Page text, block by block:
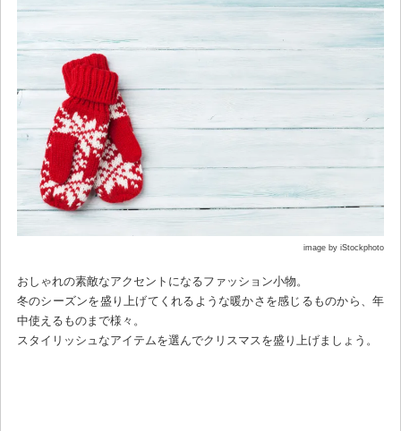
image by iStockphoto
おしゃれの素敵なアクセントになるファッション小物。
冬のシーズンを盛り上げてくれるような暖かさを感じるものから、年
中使えるものまで様々。
スタイリッシュなアイテムを選んでクリスマスを盛り上げましょう。